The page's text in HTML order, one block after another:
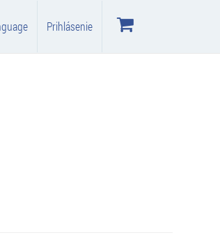
Prihlásenie